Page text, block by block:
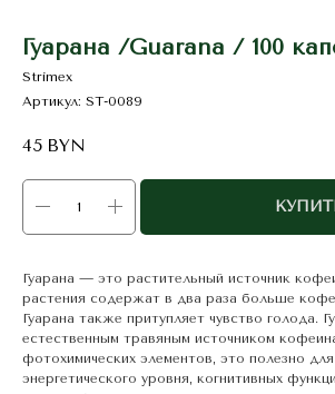
Гуарана /Guarana / 100
Strimex
Артикул: ST-0089
45 BYN
Гуарана — это растительный источник
растения содержат в два раза больше
Гуарана также притупляет чувство голода.
естественным травяным источником
фотохимических элементов, это полезно
энергетического уровня, когнитивных